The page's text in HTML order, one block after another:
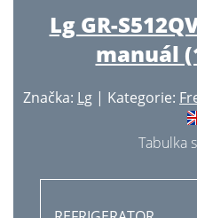
Lg GR-
manuál
Značka: Lg | Kategorie:
Tabulka